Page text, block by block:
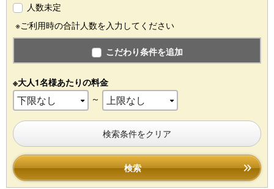
人数未定
※ご利用時の合計人数を入力してください
こだわり条件を追加
※大人1名様あたりの料金
～
検索条件をクリア
検索